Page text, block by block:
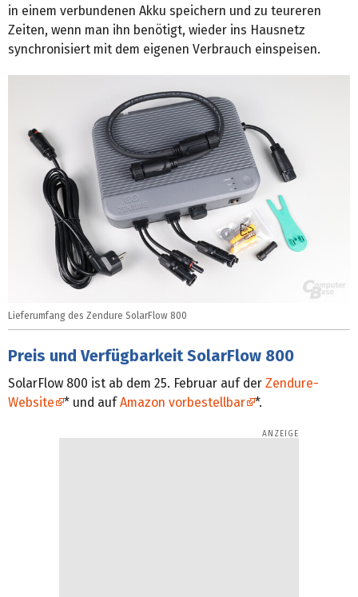
in einem verbundenen Akku speichern und zu teureren
Zeiten, wenn man ihn benötigt, wieder ins Hausnetz
synchronisiert mit dem eigenen Verbrauch einspeisen.
Lieferumfang des Zendure SolarFlow 800
Preis und Verfügbarkeit SolarFlow 800
SolarFlow 800 ist ab dem 25. Februar auf der Zendure-
Website
* und aufAmazon vorbestellbar *.